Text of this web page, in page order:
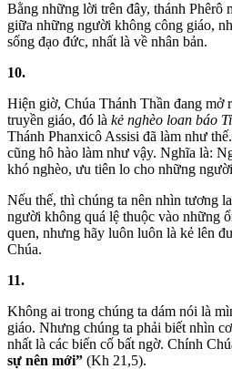
Bằng những lời trên đây, thánh Phêrô
giữa những người không công giáo,
sống đạo đức, nhất là về nhân bản.
10.
Hiện giờ, Chúa Thánh Thần đang mở
truyền giáo, đó là kẻ nghèo loan báo
Thánh Phanxicô Assisi đã làm như
cũng hô hào làm như vậy. Nghĩa là:
khó nghèo, ưu tiên lo cho những
Nếu thế, thì chúng ta nên nhìn tương
người không quá lệ thuộc vào những
quen, nhưng hãy luôn luôn là kẻ lên
Chúa.
11.
Không ai trong chúng ta dám nói là
giáo. Nhưng chúng ta phải biết nhìn
nhất là các biến cố bất ngờ. Chính
sự nên mới” (Kh 21,5).